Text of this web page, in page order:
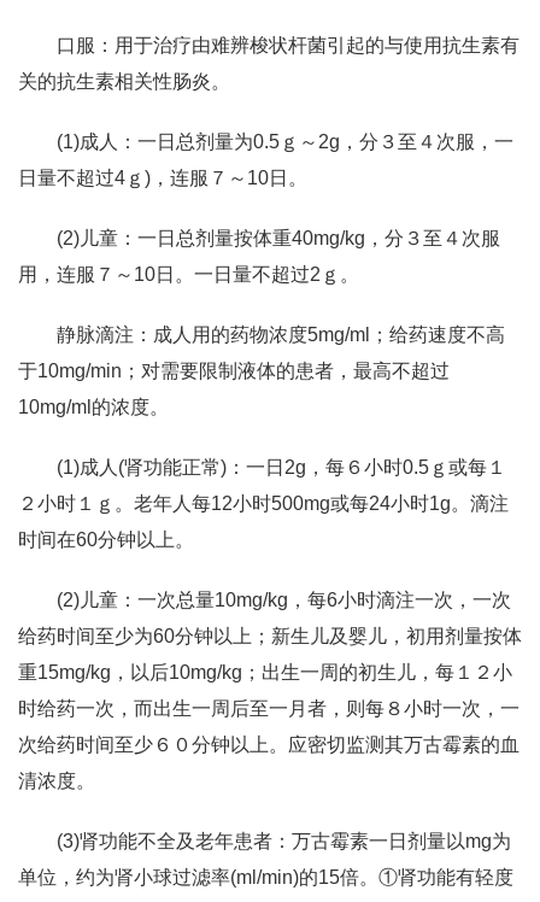
口服：用于治疗由难辨梭状杆菌引起的与使用抗生素有
关的抗生素相关性肠炎。
(1)成人：一日总剂量为0.5ｇ～2g，分３至４次服，一
日量不超过4ｇ)，连服７～10日。
(2)儿童：一日总剂量按体重40mg/kg，分３至４次服
用，连服７～10日。一日量不超过2ｇ。
静脉滴注：成人用的药物浓度5mg/ml；给药速度不高
于10mg/min；对需要限制液体的患者，最高不超过
10mg/ml的浓度。
(1)成人(肾功能正常)：一日2g，每６小时0.5ｇ或每１
２小时１ｇ。老年人每12小时500mg或每24小时1g。滴注
时间在60分钟以上。
(2)儿童：一次总量10mg/kg，每6小时滴注一次，一次
给药时间至少为60分钟以上；新生儿及婴儿，初用剂量按体
重15mg/kg，以后10mg/kg；出生一周的初生儿，每１２小
时给药一次，而出生一周后至一月者，则每８小时一次，一
次给药时间至少６０分钟以上。应密切监测其万古霉素的血
清浓度。
(3)肾功能不全及老年患者：万古霉素一日剂量以mg为
单位，约为肾小球过滤率(ml/min)的15倍。①肾功能有轻度